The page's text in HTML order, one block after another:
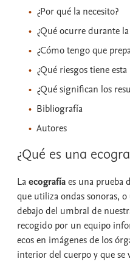
¿Por qué la necesito?
¿Qué ocurre durante
¿Cómo tengo que
¿Qué riesgos tiene esta
¿Qué significan los
Bibliografía
Autores
¿Qué es una
Laecografíaes una prueba
que utiliza ondas sonoras, o
debajo del umbral de
recogido por un equipo
ecos en imágenes de los
interior del cuerpo y que se